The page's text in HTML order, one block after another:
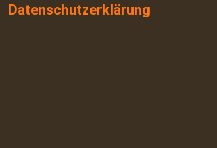
Datenschutzerklärung